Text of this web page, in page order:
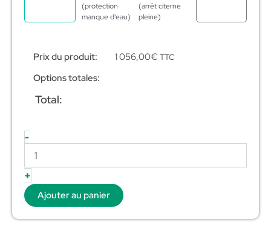
(protection
manque d'eau)
(arrêt citerne
pleine)
Prix du produit: 1 056,00€ TTC
Options totales:
Total:
-
+
Ajouter au panier